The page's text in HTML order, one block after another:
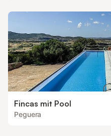
Fincas mit Pool
Peguera